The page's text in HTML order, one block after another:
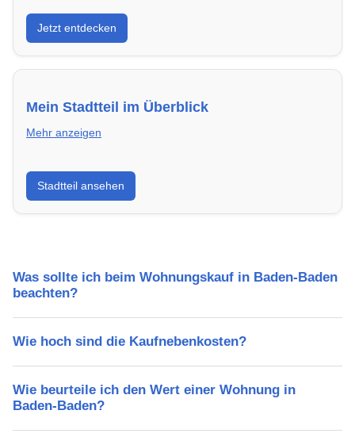
Entdecke Neubauprojekte in Baden-Baden – modern,
energieeffizient und sofort bezugsfertig.
Jetzt entdecken
Mein Stadtteil im Überblick
Mehr anzeigen
Erfahre mehr über deinen Stadtteil in Baden-Baden:
Lebensqualität, Verkehrsanbindung, Schulen,
Freizeitmöglichkeiten und Mietpreise.
Stadtteil ansehen
Was sollte ich beim Wohnungskauf in Baden-Baden
beachten?
Wie hoch sind die Kaufnebenkosten?
Wie beurteile ich den Wert einer Wohnung in
Baden-Baden?